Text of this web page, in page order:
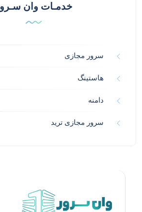
خدمـات وان سـرور
سرور مجازی
هاستینگ
دامنه
سرور مجازی ترید